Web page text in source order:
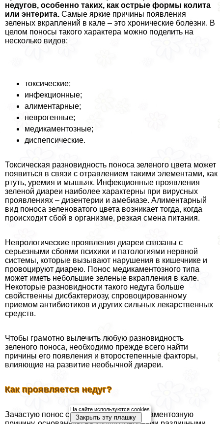
недугов, особенно таких, как острые формы колита
или энтерита. Самые яркие причины появления
зеленых вкраплений в кале – это хронические болезни. В
целом поносы такого хаpaктера можно поделить на
несколько видов:
токсические;
инфекционные;
алиментарные;
неврогенные;
медикаментозные;
диспепсические.
Токсическая разновидность поноса зеленого цвета может
появиться в связи с отравлением такими элементами, как
ртуть, уремия и мышьяк. Инфекционные проявления
зеленой диареи наиболее хаpaктерны при вирусных
проявлениях – дизентерии и амебиазе. Алиментарный
вид поноса зеленоватого цвета возникает тогда, когда
происходит сбой в организме, резкая смена питания.
Неврологические проявления диареи связаны с
серьезными сбоями психики и патологиями нервной
системы, которые вызывают нарушения в кишечнике и
провоцируют диарею. Понос медикаментозного типа
может иметь небольшие зеленые вкрапления в кале.
Некоторые разновидности такого недуга больше
свойственны дисбактериозу, спровоцированному
приемом антибиотиков и других сильных лекарственных
средств.
Чтобы грамотно вылечить любую разновидность
зеленого поноса, необходимо прежде всего найти
причины его появления и второстепенные факторы,
влияющие на развитие необычной диареи.
Как проявляется недуг?
Зачастую понос с зеленью имеет медикаментозную
На сайте используются cookies
Закрыть эту плашку